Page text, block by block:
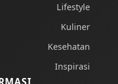
Lifestyle
Kuliner
Kesehatan
Inspirasi